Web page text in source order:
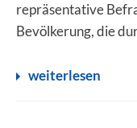
repräsentative
Bevölkerung, die
weiterlesen